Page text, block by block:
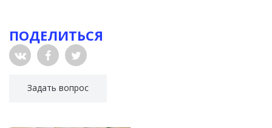
ПОДЕЛИТЬСЯ
Задать вопрос